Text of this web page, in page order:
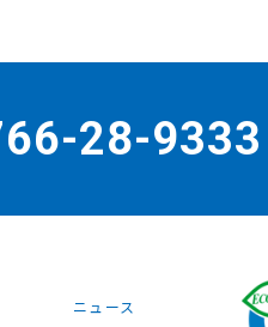
28-9333
ニュース